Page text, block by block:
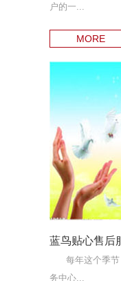
户的一...
MORE
蓝鸟贴心售后
每年这个季节
务中心...